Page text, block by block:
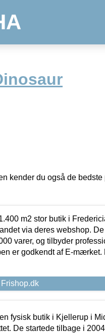
kender du også de bedste
m2 stor butik i
via deres webshop. De
varer, og tilbyder
er godkendt af E-mærket.
fysisk butik i Kjellerup i
De startede tilbage i